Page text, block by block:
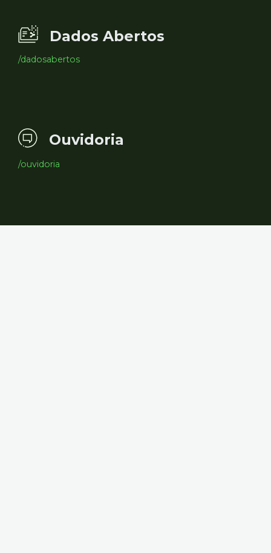
Dados Abertos
/dadosabertos
Ouvidoria
/ouvidoria